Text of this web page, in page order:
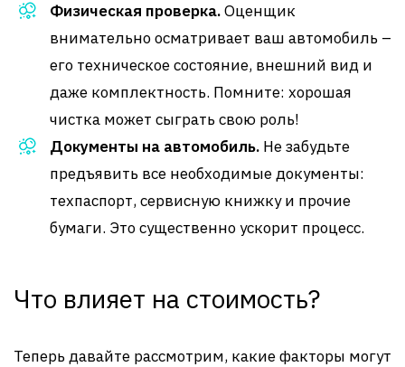
Физическая проверка.Оценщик
внимательно осматривает ваш автомобиль –
его техническое состояние, внешний вид и
даже комплектность. Помните: хорошая
чистка может сыграть свою роль!
Документы на автомобиль. Не забудьте
предъявить все необходимые документы:
техпаспорт, сервисную книжку и прочие
бумаги. Это существенно ускорит процесс.
Что влияет на стоимость?
Теперь давайте рассмотрим, какие факторы могут